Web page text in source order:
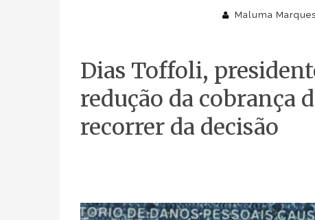
Maluma Marques
Dias Toffoli,
redução da cobrança
recorrer da decisão